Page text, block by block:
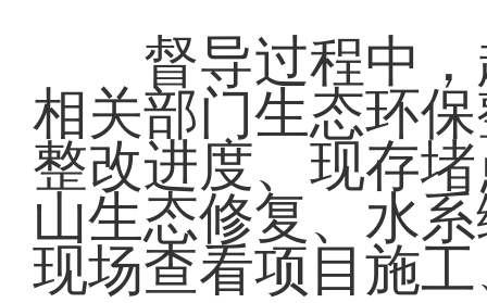
督导过程中，
相关部门生态环
整改进度、现存
山生态修复、水
现场查看项目施